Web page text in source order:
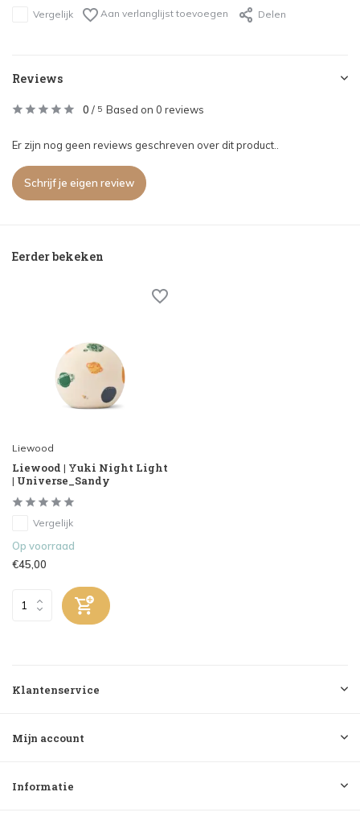
Vergelijk Aan verlanglijst toevoegen Delen
Reviews
0 / 5 Based on 0 reviews
Er zijn nog geen reviews geschreven over dit product..
Schrijf je eigen review
Eerder bekeken
Liewood
Liewood | Yuki Night Light
| Universe_Sandy
Vergelijk
Op voorraad
€45,00
Klantenservice
Mijn account
Informatie